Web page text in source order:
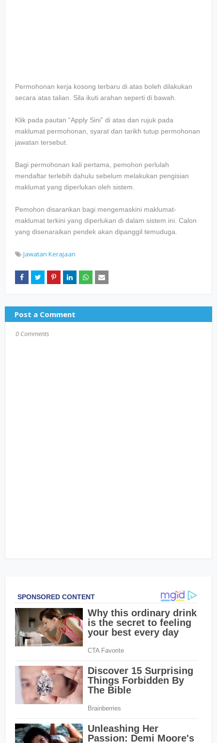
Permohonan kerja kosong terbaru di atas boleh dilakukan
secara atas talian. Sila ikuti arahan seperti di bawah.
Klik pada pautan “Apply Sini” di atas dan rujuk pada
maklumat permohonan, syarat dan tarikh tutup permohonan
jawatan tersebut.
Bagi permohonan kali pertama, pemohon perlulah
mendaftar terlebih dahulu sebelum melakukan pengisian
maklumat yang diperlukan oleh sistem.
Pemohon disarankan bagi mengemaskini maklumat-
maklumat terkini yang diperlukan di dalam sistem ini. Calon
yang disenaraikan pendek akan dipanggil temuduga.
Jawatan Kerajaan
Post a Comment
0 Comments